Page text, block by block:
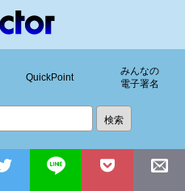
QuickPoint
みんなの
電子署名